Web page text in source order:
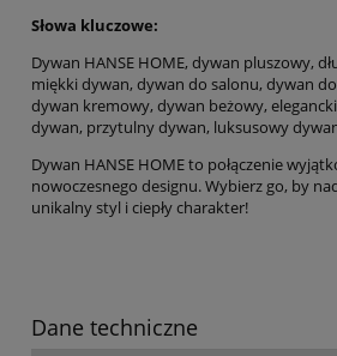
Słowa kluczowe:
Dywan HANSE HOME, dywan pluszowy,
miękki dywan, dywan do salonu, dywan
dywan kremowy, dywan beżowy,
dywan, przytulny dywan, luksusowy
Dywan HANSE HOME to połączenie
nowoczesnego designu. Wybierz go, by
unikalny styl i ciepły charakter!
Dane techniczne